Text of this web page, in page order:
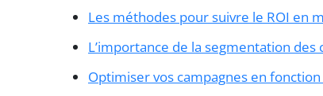
Les méthodes pour suivre le ROI en
L’importance de la segmentation des
Optimiser vos campagnes en fonction